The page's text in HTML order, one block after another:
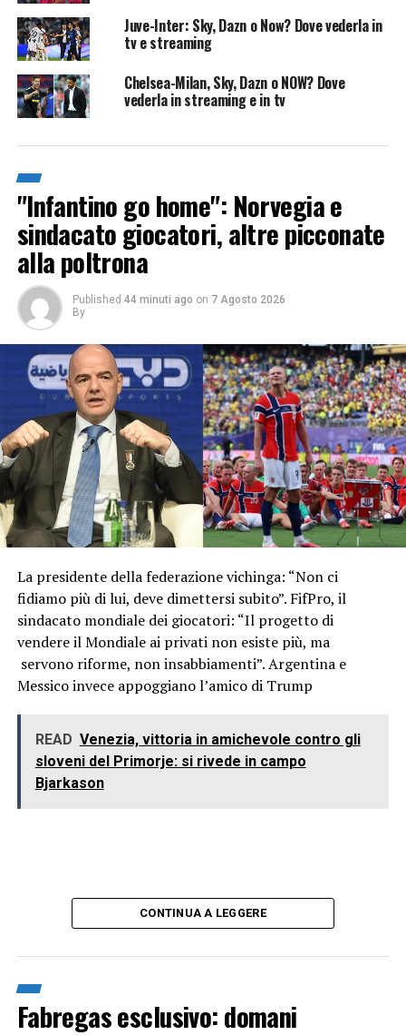
Juve-Inter: Sky, Dazn o Now? Dove vederla in
tv e streaming
Chelsea-Milan, Sky, Dazn o NOW? Dove
vederla in streaming e in tv
"Infantino go home": Norvegia e
sindacato giocatori, altre picconate
alla poltrona
Published 44 minuti ago on 7 Agosto 2026
By
La presidente della federazione vichinga: “Non ci
fidiamo più di lui, deve dimettersi subito”. FifPro, il
sindacato mondiale dei giocatori: “Il progetto di
vendere il Mondiale ai privati non esiste più, ma
servono riforme, non insabbiamenti”. Argentina e
Messico invece appoggiano l’amico di Trump
READ Venezia, vittoria in amichevole contro gli
sloveni del Primorje: si rivede in campo
Bjarkason
CONTINUA A LEGGERE
Fabregas esclusivo: domani